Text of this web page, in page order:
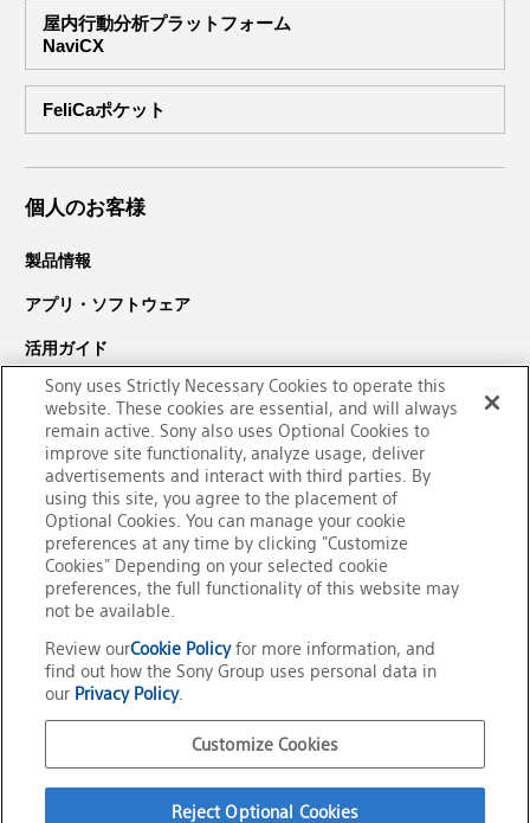
屋内行動分析プラットフォーム
NaviCX
FeliCaポケット
個人のお客様
製品情報
アプリ・ソフトウェア
活用ガイド
サポート・ダウンロード
PaSoRi（パソリ）についての
お問い合わせ
公式SNSアカウント
Sony uses Strictly Necessary Cookies to operate this
website. These cookies are essential, and will always
remain active. Sony also uses Optional Cookies to
improve site functionality, analyze usage, deliver
advertisements and interact with third parties. By
using this site, you agree to the placement of
Optional Cookies. You can manage your cookie
preferences at any time by clicking "Customize
Cookies" Depending on your selected cookie
preferences, the full functionality of this website may
not be available.
Review ourCookie Policyfor more information, and
find out how the Sony Group uses personal data in
our Privacy Policy.
Customize Cookies
Reject Optional Cookies